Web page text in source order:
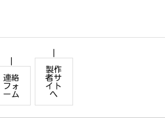
連絡
フォ
ーム
製作
者サ
イト
へ